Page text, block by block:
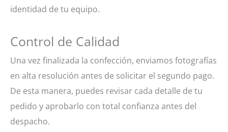
identidad de tu equipo.
Control de Calidad
Una vez finalizada la confección, enviamos fotografías
en alta resolución antes de solicitar el segundo pago.
De esta manera, puedes revisar cada detalle de tu
pedido y aprobarlo con total confianza antes del
despacho.